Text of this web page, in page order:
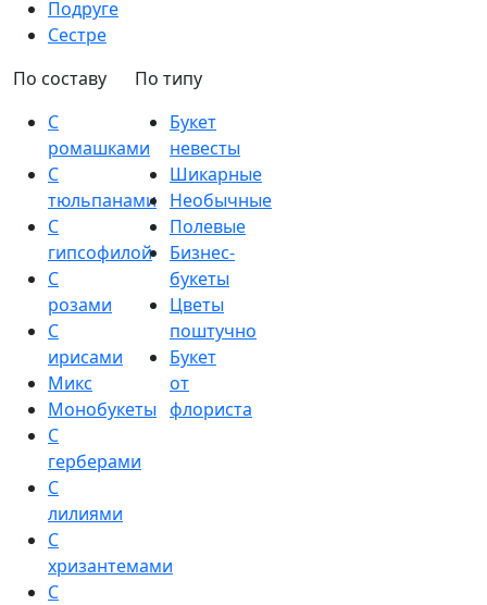
Подруге
Сестре
По составу
С
ромашками
С
тюльпанами
С
гипсофилой
С
розами
С
ирисами
Микс
Монобукеты
С
герберами
С
лилиями
С
хризантемами
С
По типу
Букет
невесты
Шикарные
Необычные
Полевые
Бизнес-
букеты
Цветы
поштучно
Букет
от
флориста